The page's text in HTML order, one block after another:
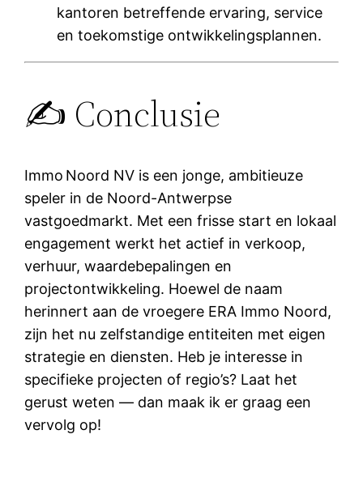
kantoren betreffende ervaring, service
en toekomstige ontwikkelingsplannen.
✍️ Conclusie
Immo Noord NV is een jonge, ambitieuze
speler in de Noord-Antwerpse
vastgoedmarkt. Met een frisse start en lokaal
engagement werkt het actief in verkoop,
verhuur, waardebepalingen en
projectontwikkeling. Hoewel de naam
herinnert aan de vroegere ERA Immo Noord,
zijn het nu zelfstandige entiteiten met eigen
strategie en diensten. Heb je interesse in
specifieke projecten of regio’s? Laat het
gerust weten — dan maak ik er graag een
vervolg op!